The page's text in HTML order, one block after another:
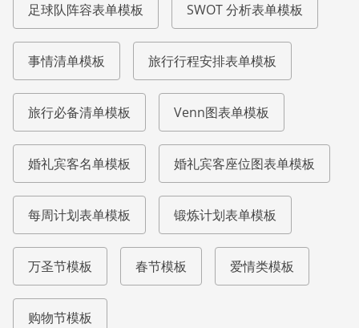
足球队阵容表单模板 SWOT 分析表单模板
事情清单模板 旅行行程安排表单模板
旅行必备清单模板 Venn图表单模板
婚礼宾客名单模板 婚礼宾客座位图表单模板
每周计划表单模板 锻炼计划表单模板
万圣节模板 春节模板 爱情类模板
购物节模板